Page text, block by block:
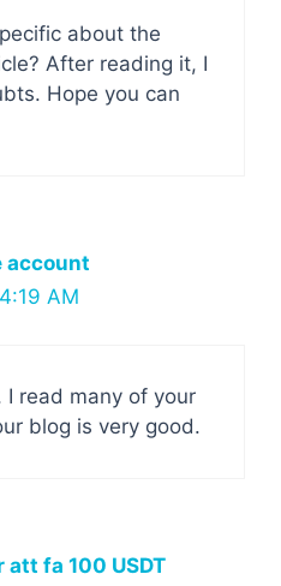
about the
After reading it, I
Hope you can
account
AM
I read many of your
blog is very good.
fa 100 USDT